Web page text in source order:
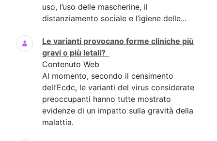
uso, l’uso delle mascherine, il
distanziamento sociale e l’igiene delle...
Le varianti provocano forme cliniche più
gravi o più letali?
Contenuto Web
Al momento, secondo il censimento
dell’Ecdc, le varianti del virus considerate
preoccupanti hanno tutte mostrato
evidenze di un impatto sulla gravità della
malattia.